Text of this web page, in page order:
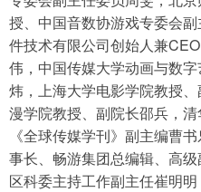
授、中国音数协游戏专委会
件技术有限公司创始人兼
伟，中国传媒大学动画与数
炜，上海大学电影学院教授
漫学院教授、副院长邵兵，清
《全球传媒学刊》副主编曹
事长、畅游集团总编辑、高
区科委主持工作副主任崔明